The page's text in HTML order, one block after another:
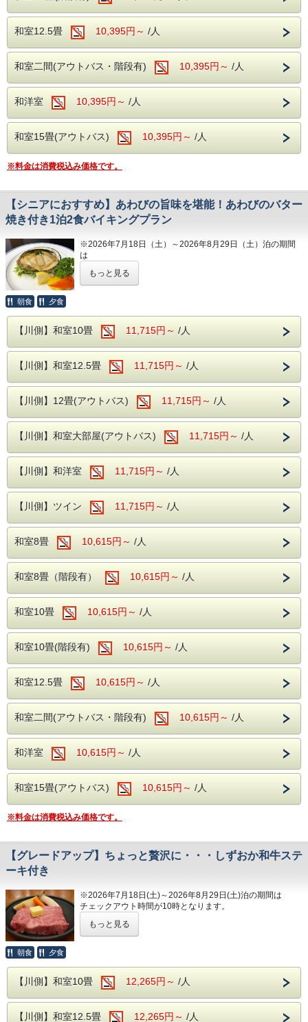
・【予約制】無料全自動麻雀ルーム(前日ま
での予約制)
・【有料】 ゲームコーナー
当館のロビーにはグランドピアノを設置して
おり、時間限定でピアノを演奏する事ができ
ます。
ます。
---ご朝食---
和洋バイキング、ソフトドリンクもサービス
大浴場は2箇所あり、どちらも露天風呂が併
設されております。
ビーナスからお湯が出ている洋風のエンゼル
露天風呂はどちらも岩を使用した和風の露天
風呂となります。
---館内施設---
・【予約制】無料カラオケルーム(当日予約
制)
・【予約無】無料卓球ルーム
・【有料】 ゲームコーナー
当館のロビーにはグランドピアノを設置して
おり、時間限定でピアノを演奏する事ができ
ます。
ロビーからは自然溢れる松川をご覧いただけ
ます。
和室12.5畳 10,395円～ /人
和室二間(アウトバス・階段有) 10,395円～ /人
和洋室 10,395円～ /人
和室15畳(アウトバス) 10,395円～ /人
※料金は消費税込み価格です。
【シニアにおすすめ】あわびの旨味を堪能！あわびのバター
焼き付き1泊2食バイキングプラン
※2026年7月18日（土）～2026年8月29日（土）泊の期間
は
シニア旅行におすすめ
ご夫婦でのご旅行や、ご友人との温泉旅行にぴったりのプラ
ンをご用意いたしました。
材の美味しさを味わえる「あわびのバター焼き」をご堪能く
ださい。
お肉や脂の多い料理よりも、素材の味をゆっくり楽しみたい
という方にもおすすめの一品です。
あわびをバターで香ばしく焼き上げ、あわびの旨味が溶け込
んだバターに醤油とお酒を合わせた特製ソースでお召し上が
りいただきます。
シンプルな味付けだからこそ、あわび本来の旨味と豊かな風
味を存分にお楽しみいただけます。
贅沢なあわびの逸品と、お好きなものを少しずつご自身のペ
ースで味わえる多彩なバイキングがセットになった、シニア
・大人の方お一人様につき鮑のバター焼きが1皿付いたプラ
ンとなります。
でのご案内となります。
・お子様の宿泊につきましては、ホテルまでお問い合わせ下
さいませ。
---ご夕食---
和洋中のバイキングをレストランにてお楽し
ソフトドリンク・アルコールが飲み放題！
アルコールは静岡の地酒もご用意しておりま
すので、特にシニアのお客様におすすめとな
ります。
夕食時間は宿泊日の前日に確定致しますので
お電話にてご確認下さい。
※開始時間より90分間です。
和洋バイキング、ソフトドリンクもサービス
バイキングは、干物などの和食もご用意して
おりますので、シニアの方にもおすすめのラ
---温泉---
大浴場は2箇所あり、どちらも露天風呂が併
風呂、浴槽が3つ設置されている川蝉の湯、
露天風呂はどちらも岩を使用した和風の露天
もっと見る
朝食 夕食
【川側】和室10畳 11,715円～ /人
【川側】和室12.5畳 11,715円～ /人
【川側】12畳(アウトバス) 11,715円～ /人
【川側】和室大部屋(アウトバス) 11,715円～ /人
【川側】和洋室 11,715円～ /人
【川側】ツイン 11,715円～ /人
和室8畳 10,615円～ /人
和室8畳（階段有） 10,615円～ /人
和室10畳 10,615円～ /人
和室10畳(階段有) 10,615円～ /人
和室12.5畳 10,615円～ /人
和室二間(アウトバス・階段有) 10,615円～ /人
和洋室 10,615円～ /人
和室15畳(アウトバス) 10,615円～ /人
※料金は消費税込み価格です。
【グレードアップ】ちょっと贅沢に・・・しずおか和牛ステ
ーキ付き
※2026年7月18日(土)～2026年8月29日(土)泊の期間は
チェックアウト時間が10時となります。
☆ちょっと贅沢に・・・☆
・大人の方お一人様につき１皿セットとなりますので、例え
ば２名様で１品の注文をご希望の場合はスタンダードプラン
もっと見る
朝食 夕食
【川側】和室10畳 12,265円～ /人
【川側】和室12.5畳 12,265円～ /人